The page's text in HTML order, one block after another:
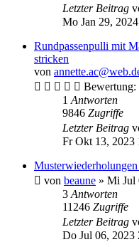
Letzter Beitrag
Mo Jan 29,
Rundpassenpulli mit
stricken
von
Bewertung:
1 Antworten
9846 Zugriffe
Letzter Beitrag
Fr Okt 13, 2023
von beaune » Mi Jul
3 Antworten
11246 Zugriffe
Letzter Beitrag
Do Jul 06, 2023